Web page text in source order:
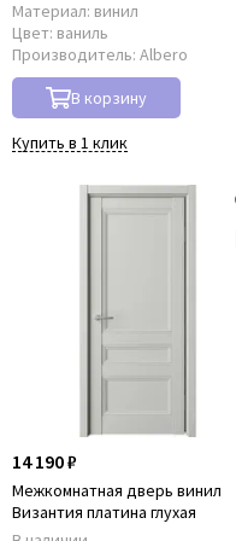
Материал: винил
Цвет: ваниль
Производитель: Albero
В корзину
Купить в 1 клик
14 190 ₽
Межкомнатная дверь винил
Византия платина глухая